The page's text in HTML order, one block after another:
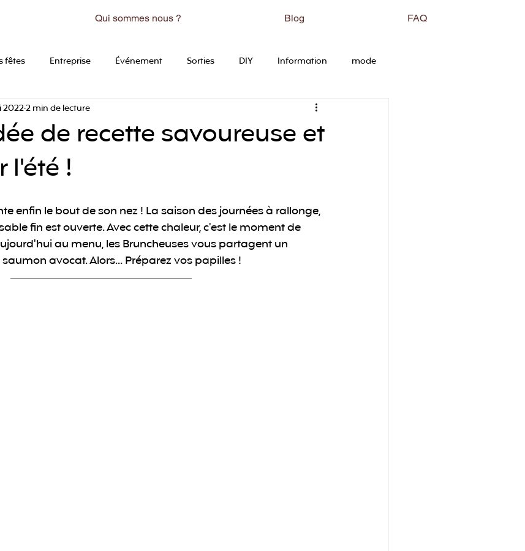
Qui sommes nous ? Blog FAQ
fêtes Entreprise Événement Sorties DIY Information mode
de recette savoureuse et
l'été !
20222 min de lecture
enfin le bout de son nez ! La saison des journées à rallonge,
fin est ouverte. Avec cette chaleur, c'est le moment de
au menu, les Bruncheuses vous partagent un
avocat. Alors... Préparez vos papilles !